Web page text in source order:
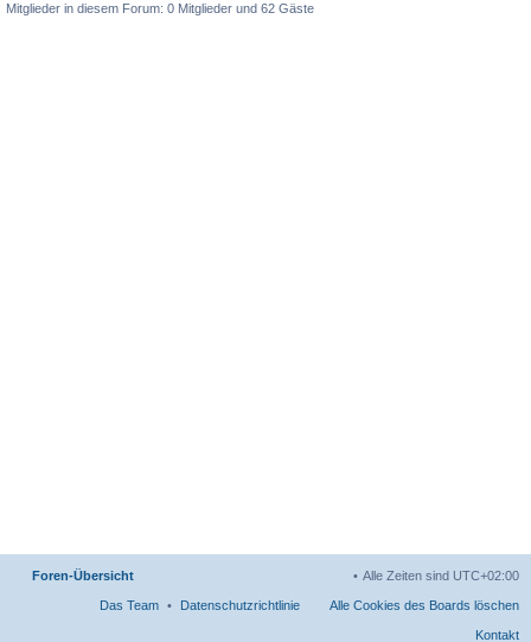
Mitglieder in diesem Forum: 0 Mitglieder und 62 Gäste
Foren-Übersicht Alle Zeiten sind UTC+02:00
Alle Cookies des Boards löschen
Datenschutzrichtlinie
Das Team
Kontakt